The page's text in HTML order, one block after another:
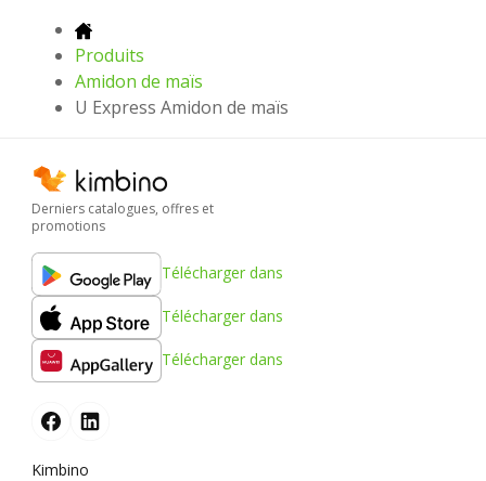
Produits
Amidon de maïs
U Express Amidon de maïs
Derniers catalogues, offres et
promotions
Télécharger dans
Télécharger dans
Télécharger dans
Kimbino